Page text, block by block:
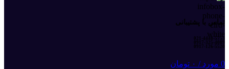
تماس با پشتیبانی
021-4448-5753
0917-325-4089
0917-126-5520
0 مورد / ۰ تومان